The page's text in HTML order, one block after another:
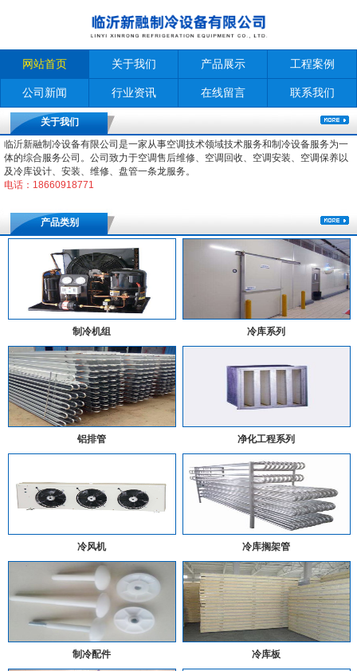
网站首页 关于我们 产品展示 工程案例
公司新闻 行业资讯 在线留言 联系我们
关于我们
临沂新融制冷设备有限公司是一家从事空调技术领域技术服务和制冷设备服务为一
体的综合服务公司。公司致力于空调售后维修、空调回收、空调安装、空调保养以
及冷库设计、安装、维修、盘管一条龙服务。
电话：18660918771
产品类别
制冷机组 冷库系列
铝排管 净化工程系列
冷风机 冷库搁架管
制冷配件 冷库板